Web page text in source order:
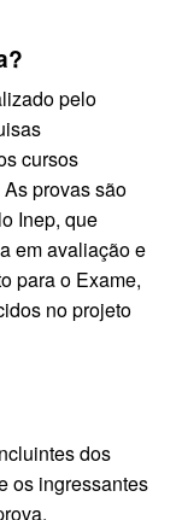
pelo
cursos
provas são
Inep, que
em avaliação e
para o Exame,
no projeto
dos
os ingressantes